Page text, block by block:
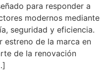
para responder a
modernos mediante
seguridad y eficiencia.
estreno de la marca en
de la renovación